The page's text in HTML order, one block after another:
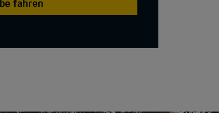
fahren